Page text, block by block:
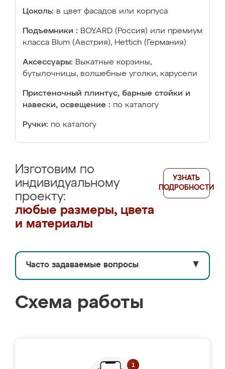
Цоколь: в цвет фасадов или корпуса
Подъемники : BOYARD (Россия) или премиум
класса Blum (Австрия), Hettich (Германия)
Аксессуары: Выкатные корзины,
бутылочницы, волшебные уголки, карусели
Пристеночный плинтус, барные стойки и
навески, освещение : по каталогу
Ручки: по каталогу
Изготовим по
индивидуальному
проекту:
любые размеры, цвета
и материалы
УЗНАТЬ
ПОДРОБНОСТИ
Часто задаваемые вопросы ▼
Схема работы